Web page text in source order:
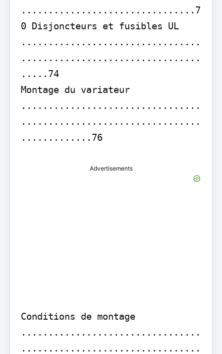
................................7
0 Disjoncteurs et fusibles UL
.................................
.................................
.....74
Montage du variateur
.................................
.................................
.............76
Advertisements
Conditions de montage
.................................
.................................